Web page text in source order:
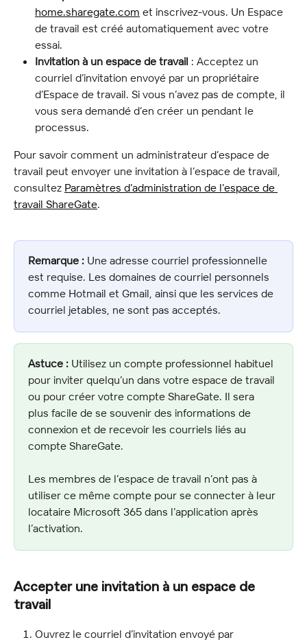
home.sharegate.com et inscrivez-vous. Un Espace
de travail est créé automatiquement avec votre
essai.
Invitation à un espace de travail : Acceptez un
courriel d’invitation envoyé par un propriétaire
d’Espace de travail. Si vous n’avez pas de compte, il
vous sera demandé d’en créer un pendant le
processus.
Pour savoir comment un administrateur d’espace de
travail peut envoyer une invitation à l’espace de travail,
consultez Paramètres d’administration de l’espace de
travail ShareGate.
Remarque : Une adresse courriel professionnelle
est requise. Les domaines de courriel personnels
comme Hotmail et Gmail, ainsi que les services de
courriel jetables, ne sont pas acceptés.
Astuce : Utilisez un compte professionnel habituel
pour inviter quelqu’un dans votre espace de travail
ou pour créer votre compte ShareGate. Il sera
plus facile de se souvenir des informations de
connexion et de recevoir les courriels liés au
compte ShareGate.
Les membres de l’espace de travail n’ont pas à
utiliser ce même compte pour se connecter à leur
locataire Microsoft 365 dans l’application après
l’activation.
Accepter une invitation à un espace de
travail
Ouvrez le courriel d’invitation envoyé par